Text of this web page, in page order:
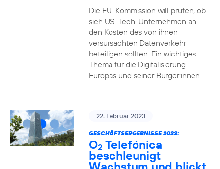
Die EU-Kommission will prüfen, ob
sich US-Tech-Unternehmen an
den Kosten des von ihnen
versursachten Datenverkehr
beteiligen sollten. Ein wichtiges
Thema für die Digitalisierung
Europas und seiner Bürger:innen.
22. Februar 2023
GESCHÄFTSERGEBNISSE 2022:
O2 Telefónica
beschleunigt
Wachstum und blickt